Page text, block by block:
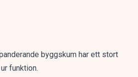
byggskum har ett stort
funktion.